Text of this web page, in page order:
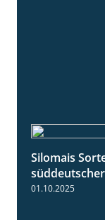
Silomais
01.10.2025